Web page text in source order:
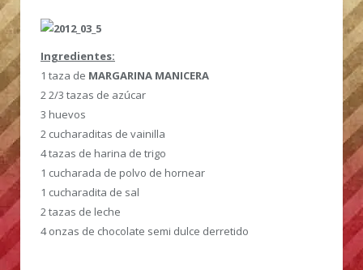
Ingredientes:
1 taza de MARGARINA MANICERA
2 2/3 tazas de azúcar
3 huevos
2 cucharaditas de vainilla
4 tazas de harina de trigo
1 cucharada de polvo de hornear
1 cucharadita de sal
2 tazas de leche
4 onzas de chocolate semi dulce derretido